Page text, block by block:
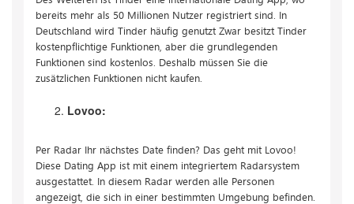
bereits mehr als 50 Millionen Nutzer registriert sind. In
Deutschland wird Tinder häufig genutzt Zwar besitzt Tinder
kostenpflichtige Funktionen, aber die grundlegenden
Funktionen sind kostenlos. Deshalb müssen Sie die
zusätzlichen Funktionen nicht kaufen.
Lovoo:
Per Radar Ihr nächstes Date finden? Das geht mit Lovoo!
Diese Dating App ist mit einem integriertem Radarsystem
ausgestattet. In diesem Radar werden alle Personen
angezeigt, die sich in einer bestimmten Umgebung befinden.